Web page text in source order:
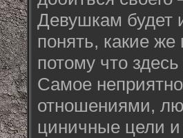
Девушкам будет
понять, какие
потому что
Самое
отношениями,
циничные цели